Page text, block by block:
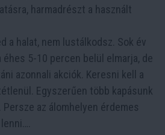
harmadrészt a használt
a halat, nem lustálkodsz. Sok év
éhes 5-10 percen belül elmarja, de
azonnali akciók. Keresni kell a
Egyszerűen több kapásunk
az álomhelyen érdemes